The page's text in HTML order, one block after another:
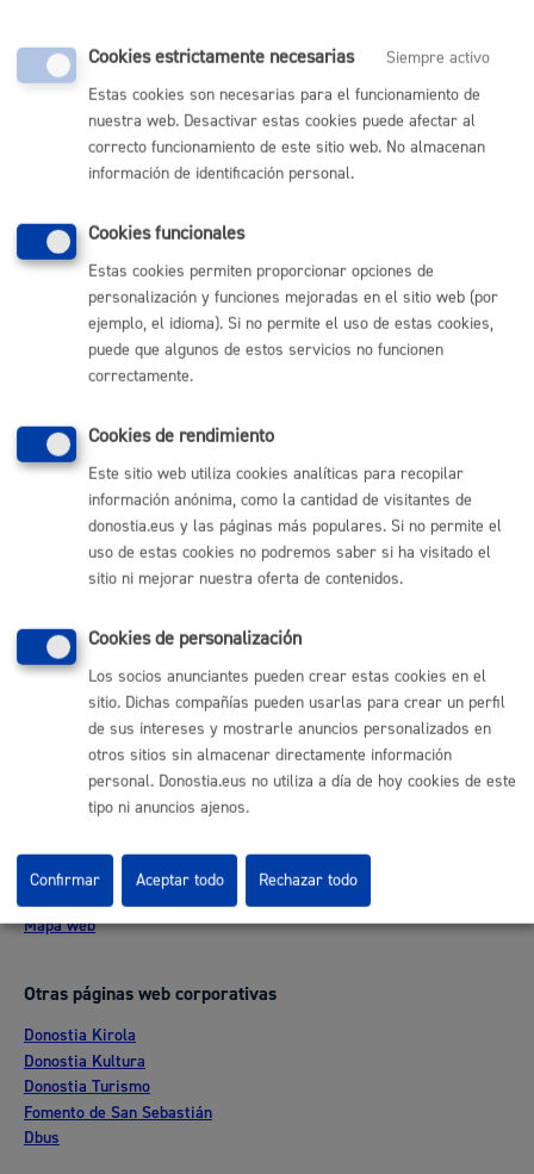
ONLINE
TELÉFONO
MÁQUINA
Inscripción a conciertos escolares
ONLINE
PRESENCIAL
TELÉFONO
MÁQUINA
Volver al índice Volver atrás
Comunícate con el Ayuntamiento de Donostia / San
Sebastián
(gratuito desde Donostia / San Sebastián)
(+34) 943 481 000
Buzón de la ciudadanía
Informar de un error en la web
Enlaces útiles
Ofertas de empleo
Perfil del contratante
Sede electrónica
Mapas - GeoDonostia
Sala de prensa
Mapa web
Otras páginas web corporativas
Donostia Kirola
Donostia Kultura
Donostia Turismo
Fomento de San Sebastián
Dbus
Cookies estrictamente necesarias
Siempre activo
Estas cookies son necesarias para el funcionamiento de
nuestra web. Desactivar estas cookies puede afectar al
correcto funcionamiento de este sitio web. No almacenan
información de identificación personal.
Cookies funcionales
Estas cookies permiten proporcionar opciones de
personalización y funciones mejoradas en el sitio web (por
ejemplo, el idioma). Si no permite el uso de estas cookies,
puede que algunos de estos servicios no funcionen
correctamente.
Cookies de rendimiento
Este sitio web utiliza cookies analíticas para recopilar
información anónima, como la cantidad de visitantes de
donostia.eus y las páginas más populares. Si no permite el
uso de estas cookies no podremos saber si ha visitado el
sitio ni mejorar nuestra oferta de contenidos.
Cookies de personalización
Los socios anunciantes pueden crear estas cookies en el
sitio. Dichas compañías pueden usarlas para crear un perfil
de sus intereses y mostrarle anuncios personalizados en
otros sitios sin almacenar directamente información
personal. Donostia.eus no utiliza a día de hoy cookies de este
tipo ni anuncios ajenos.
Rechazar todo
Confirmar Aceptar todo